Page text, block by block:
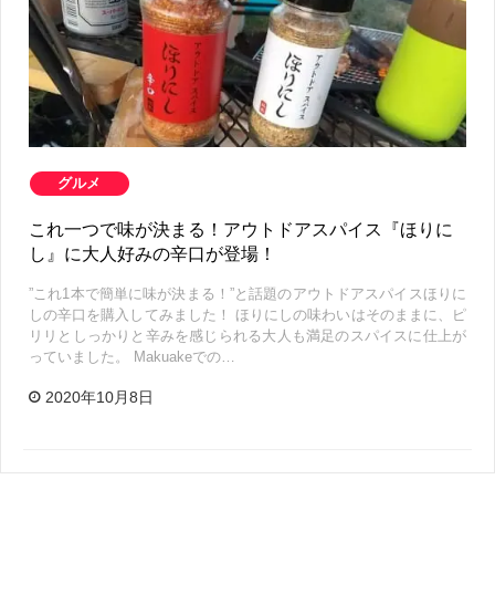
グルメ
これ一つで味が決まる！アウトドアスパイス『ほりに
し』に大人好みの辛口が登場！
”これ1本で簡単に味が決まる！”と話題のアウトドアスパイスほりに
しの辛口を購入してみました！ ほりにしの味わいはそのままに、ピ
リリとしっかりと辛みを感じられる大人も満足のスパイスに仕上が
っていました。 Makuakeでの…
2020年10月8日